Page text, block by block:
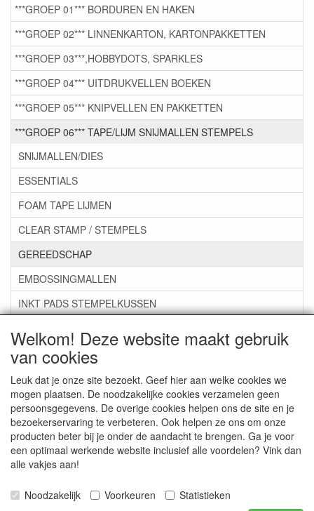
Welkom! Deze website maakt gebruik
van cookies
Leuk dat je onze site bezoekt. Geef hier aan welke cookies we
mogen plaatsen. De noodzakelijke cookies verzamelen geen
persoonsgegevens. De overige cookies helpen ons de site en je
bezoekerservaring te verbeteren. Ook helpen ze ons om onze
producten beter bij je onder de aandacht te brengen. Ga je voor
een optimaal werkende website inclusief alle voordelen? Vink dan
alle vakjes aan!
Noodzakelijk Voorkeuren
Statistieken
***GROEP 01*** BORDUREN EN HAKEN
***GROEP 02*** LINNENKARTON, KARTONPAKKETTEN
***GROEP 03***,HOBBYDOTS, SPARKLES
***GROEP 04*** UITDRUKVELLEN BOEKEN
***GROEP 05*** KNIPVELLEN EN PAKKETTEN
***GROEP 06*** TAPE/LIJM SNIJMALLEN STEMPELS
SNIJMALLEN/DIES
ESSENTIALS
FOAM TAPE LIJMEN
CLEAR STAMP / STEMPELS
GEREEDSCHAP
EMBOSSINGMALLEN
INKT PADS STEMPELKUSSEN
***GROEP 07*** KAARTEN +SCRAP TOEBEHOREN
***GROEP 08*** TEKENEN EN KLEUREN, GELPEN,MARKER
***GROEP 09*** KRALEN EN TOEBEHOREN
***GROEP 10*** WENSKAARTEN MET ENV. €0,75
Service
Artikelgroepen